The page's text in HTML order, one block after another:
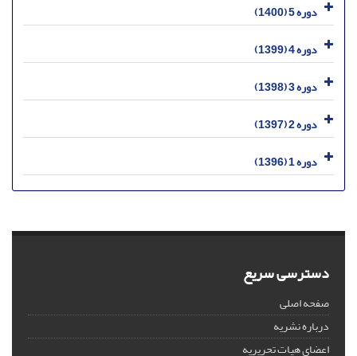
دوره 5 (1400)
دوره 4 (1399)
دوره 3 (1398)
دوره 2 (1397)
دوره 1 (1396)
دسترسی سریع
صفحه اصلی
درباره نشریه
اعضای هیات تحریریه